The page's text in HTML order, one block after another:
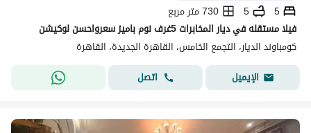
5
5
730 متر مربع
فيلا مستقله في ديار المخابرات 5غرف نوم باميز سعرواحسن لوكيشن
كومباوند الديار، التجمع الخامس، القاهرة الجديدة، القاهرة
الإيميل
اتصل